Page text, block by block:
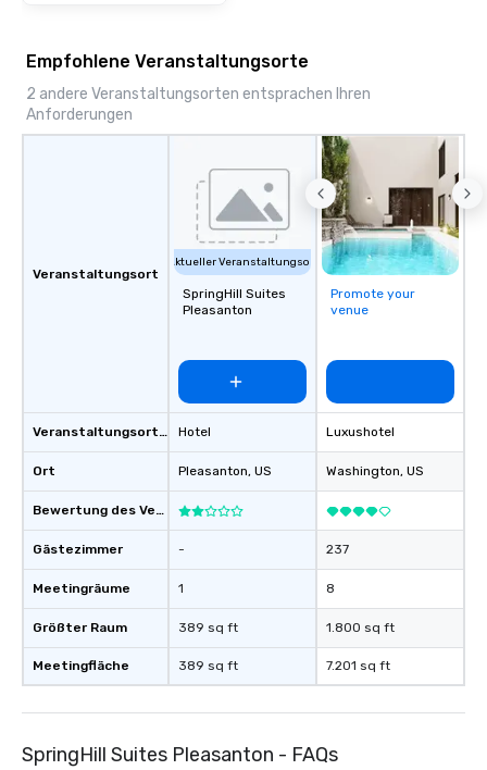
Empfohlene Veranstaltungsorte
2 andere Veranstaltungsorten entsprachen Ihren
Anforderungen
Veranstaltungsort
Veranstaltungsortstyp
Ort
Bewertung des Veranstaltungsortes
Gästezimmer
Meetingräume
Größter Raum
Meetingfläche
Aktueller Veranstaltungsort
SpringHill Suites
Pleasanton
Hotel
Pleasanton, US
-
1
389 sq ft
389 sq ft
Promote your
venue
Luxushotel
Washington, US
237
8
1.800 sq ft
7.201 sq ft
SpringHill Suites Pleasanton - FAQs